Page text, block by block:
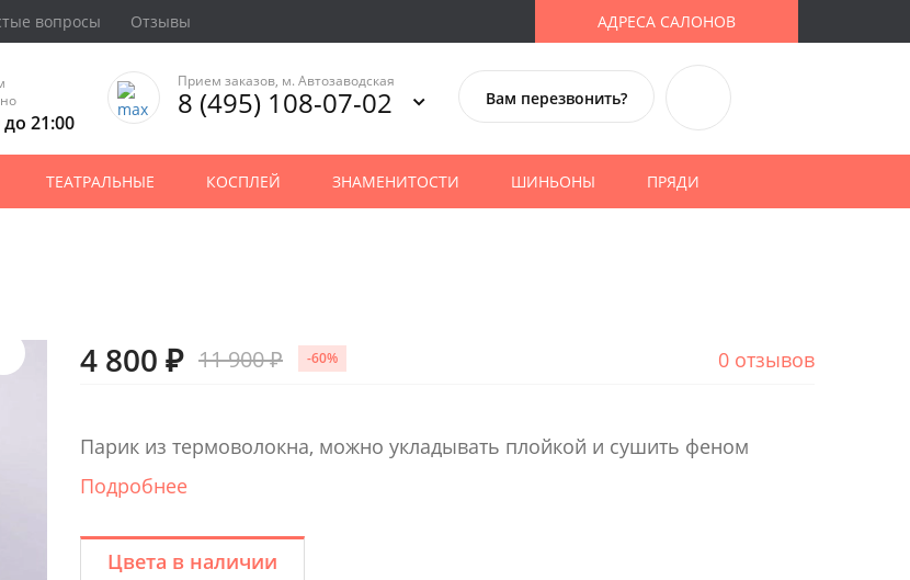
вопросы Отзывы АДРЕСА САЛОНОВ
до 21:00
Прием заказов, м. Автозаводская
8 (495) 108-07-02 Вам перезвонить?
ТЕАТРАЛЬНЫЕ КОСПЛЕЙ ЗНАМЕНИТОСТИ ШИНЬОНЫ ПРЯДИ
4 800 ₽ 11 900 ₽ -60% 0 отзывов
Парик из термоволокна, можно укладывать плойкой и сушить феном
Подробнее
Цвета в наличии